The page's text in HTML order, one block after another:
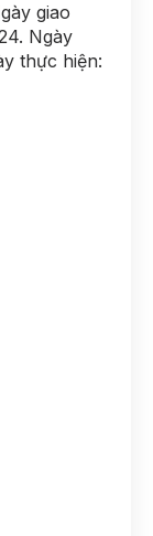
giao
Ngày
thực hiện: